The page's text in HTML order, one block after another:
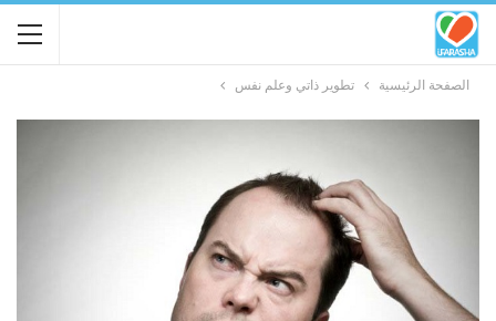
الصفحة الرئيسية تطوير ذاتي وعلم نفس